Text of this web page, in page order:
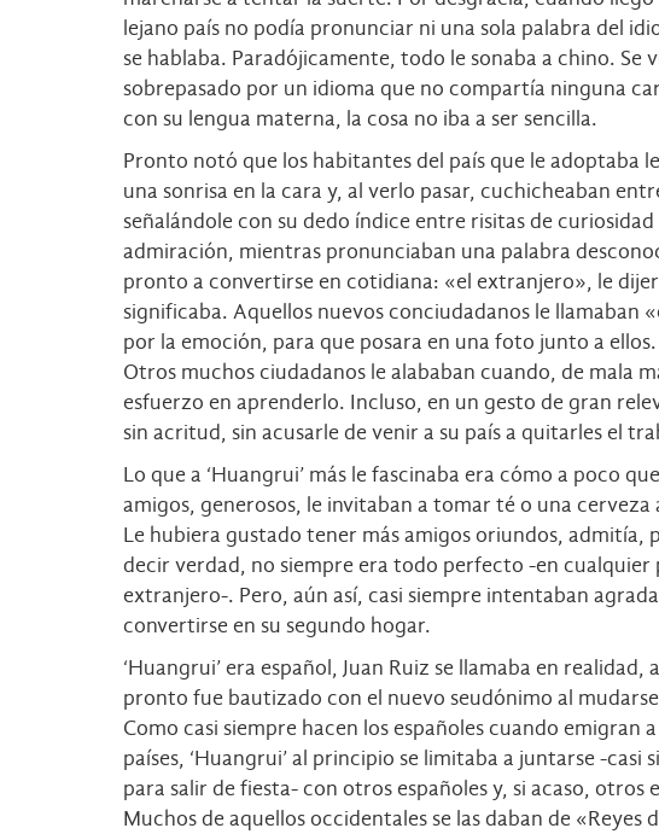
lejano país no podía pronunciar ni una sola palabra del
se hablaba. Paradójicamente, todo le sonaba a chino. Se
sobrepasado por un idioma que no compartía ninguna
con su lengua materna, la cosa no iba a ser sencilla.
Pronto notó que los habitantes del país que le adoptaba
una sonrisa en la cara y, al verlo pasar, cuchicheaban
señalándole con su dedo índice entre risitas de curiosidad
admiración, mientras pronunciaban una palabra
pronto a convertirse en cotidiana: «el extranjero», le
significaba. Aquellos nuevos conciudadanos le
por la emoción, para que posara en una foto junto a
Otros muchos ciudadanos le alababan cuando, de mala
esfuerzo en aprenderlo. Incluso, en un gesto de gran
sin acritud, sin acusarle de venir a su país a quitarles el
Lo que a ‘Huangrui’ más le fascinaba era cómo a poco
amigos, generosos, le invitaban a tomar té o una
Le hubiera gustado tener más amigos oriundos,
decir verdad, no siempre era todo perfecto -en cualquier
extranjero-. Pero, aún así, casi siempre intentaban
convertirse en su segundo hogar.
‘Huangrui’ era español, Juan Ruiz se llamaba en realidad,
pronto fue bautizado con el nuevo seudónimo al
Como casi siempre hacen los españoles cuando emigran
países, ‘Huangrui’ al principio se limitaba a juntarse -casi
para salir de fiesta- con otros españoles y, si acaso, otros
Muchos de aquellos occidentales se las daban de «Reyes